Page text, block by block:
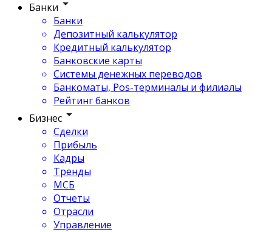
Банки
Банки
Депозитный калькулятор
Кредитный калькулятор
Банковские карты
Системы денежных переводов
Банкоматы, Pos-терминалы и филиалы
Рейтинг банков
Бизнес
Сделки
Прибыль
Кадры
Тренды
МСБ
Отчеты
Отрасли
Управление